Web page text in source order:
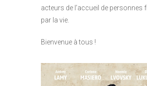
acteurs de l’accueil de personnes
par la vie.
Bienvenue à tous !